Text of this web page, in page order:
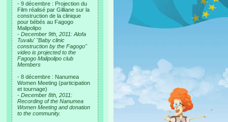
- 9 décembre : Projection du
Film réalisé par Gilliane sur la
construction de la clinique
pour bébés au Fagogo
Malipolipo
- December 9th, 2011: Alofa
Tuvalu' "Baby clinic
construction by the Fagogo"
video is projected to the
Fagogo Malipolipo club
Members
- 8 décembre : Nanumea
Women Meeting (participation
et tournage)
- December 8th, 2011:
Recording of the Nanumea
Women Meeting and donation
to the community.